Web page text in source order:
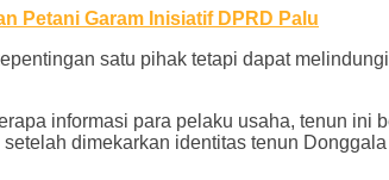
Petani Garam Inisiatif DPRD Palu
satu pihak tetapi dapat
informasi para pelaku usaha, tenun
dimekarkan identitas tenun